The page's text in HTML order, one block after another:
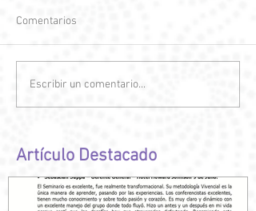
Comentarios
Escribir un comentario...
Artículo Destacado